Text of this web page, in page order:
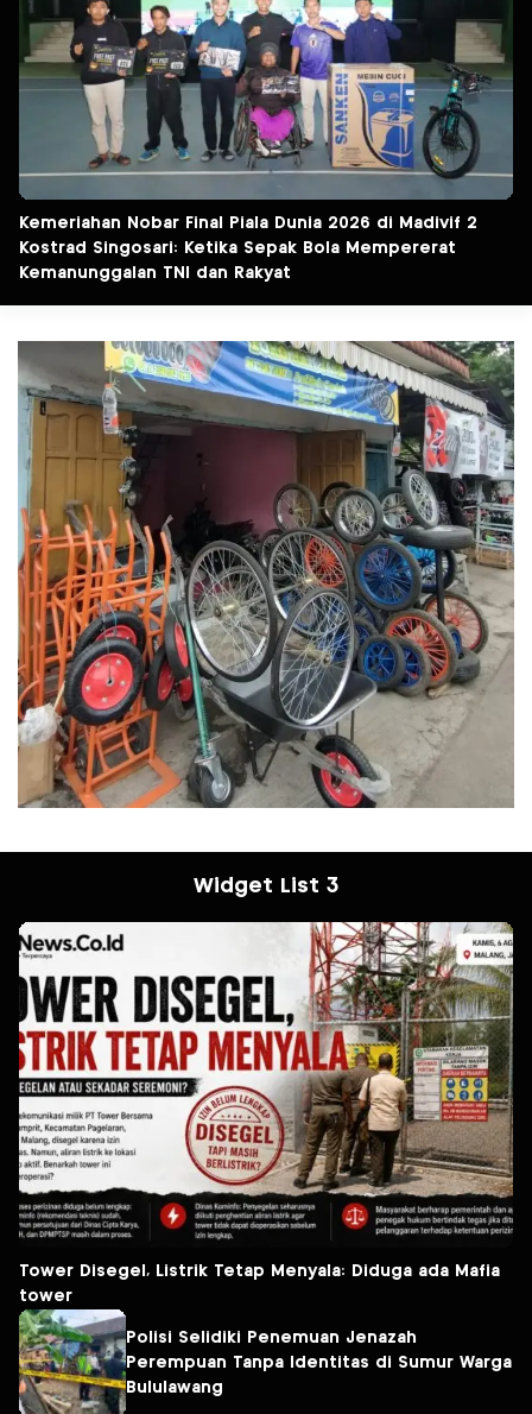
Kemeriahan Nobar Final Piala Dunia 2026 di Madivif 2
Kostrad Singosari: Ketika Sepak Bola Mempererat
Kemanunggalan TNI dan Rakyat
Widget List 3
Tower Disegel, Listrik Tetap Menyala: Diduga ada Mafia
tower
Polisi Selidiki Penemuan Jenazah
Perempuan Tanpa Identitas di Sumur Warga
Bululawang